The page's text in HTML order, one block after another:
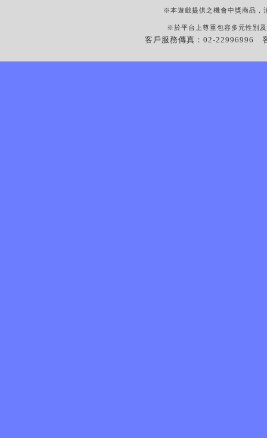
※本遊戲提供之機會中獎商品，
※於平台上尊重包容多元性別
客戶服務傳真：02-22996996